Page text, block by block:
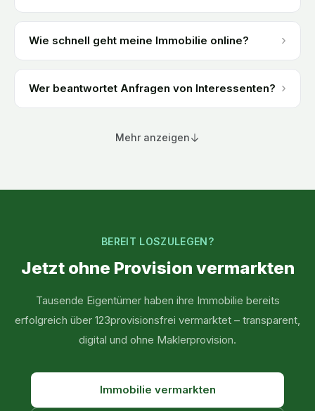
Wie schnell geht meine Immobilie online? ›
Wer beantwortet Anfragen von Interessenten? ›
Mehr anzeigen
BEREIT LOSZULEGEN?
Jetzt ohne Provision vermarkten
Tausende Eigentümer haben ihre Immobilie bereits
erfolgreich über 123provisionsfrei vermarktet – transparent,
digital und ohne Maklerprovision.
Immobilie vermarkten